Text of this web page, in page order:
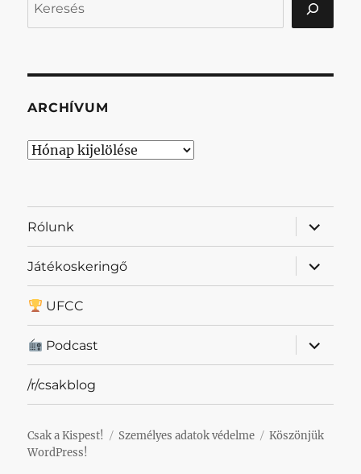
ARCHÍVUM
Archívum
Rólunk
almenü
Játékoskeringő
almenü
UFCC
Podcast
almenü
/r/csakblog
Csak a Kispest! Személyes adatok védelme
Köszönjük
WordPress!